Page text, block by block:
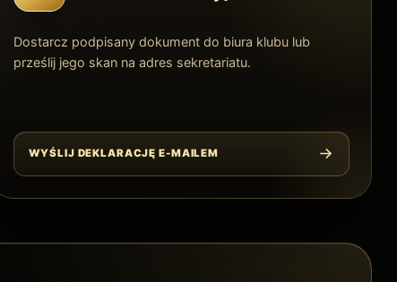
Dostarcz podpisany dokument do biura klubu lub
prześlij jego skan na adres sekretariatu.
WYŚLIJ DEKLARACJĘ E-MAILEM